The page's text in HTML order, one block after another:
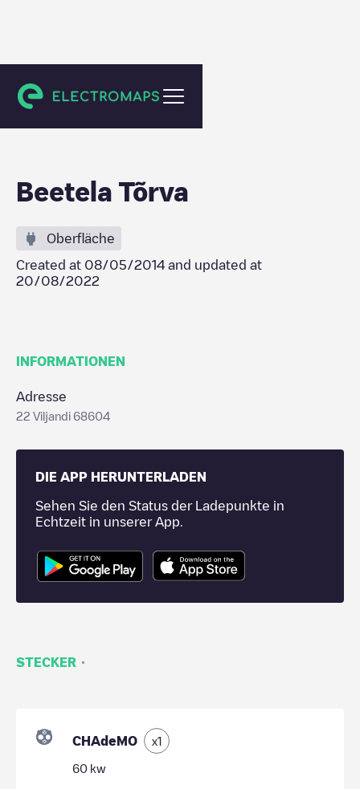
Tõrva
Beetela Tõrva
Oberfläche
Created at 08/05/2014 and updated at
20/08/2022
INFORMATIONEN
Adresse
22 Viljandi 68604
DIE APP HERUNTERLADEN
Sehen Sie den Status der Ladepunkte in
Echtzeit in unserer App.
STECKER ·
CHAdeMO x1
60 kw